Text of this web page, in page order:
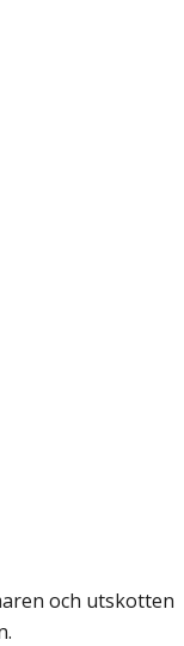
och utskotten